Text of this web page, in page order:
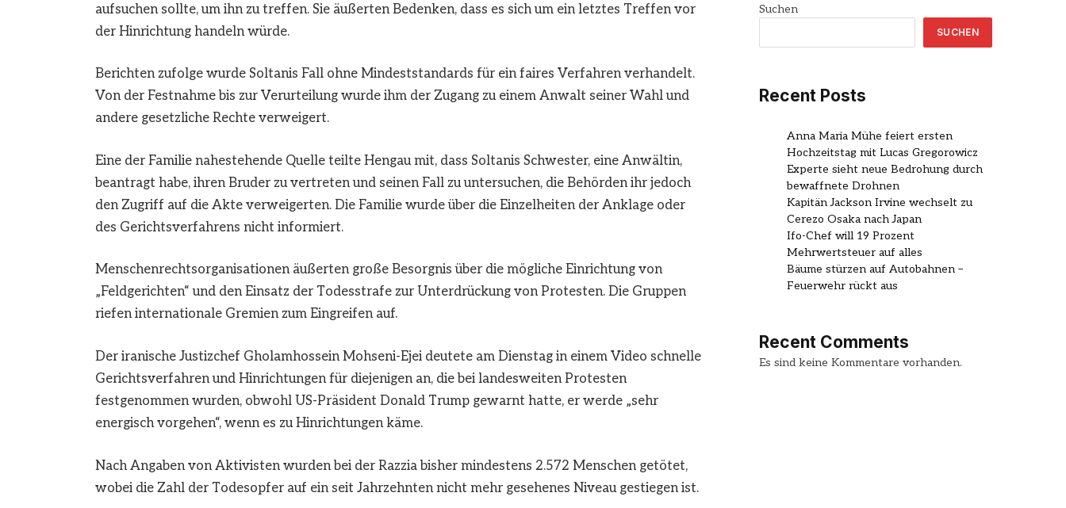
aufsuchen sollte, um ihn zu treffen. Sie äußerten Bedenken, dass es sich um ein letztes Treffen vor
der Hinrichtung handeln würde.
Berichten zufolge wurde Soltanis Fall ohne Mindeststandards für ein faires Verfahren verhandelt.
Von der Festnahme bis zur Verurteilung wurde ihm der Zugang zu einem Anwalt seiner Wahl und
andere gesetzliche Rechte verweigert.
Eine der Familie nahestehende Quelle teilte Hengau mit, dass Soltanis Schwester, eine Anwältin,
beantragt habe, ihren Bruder zu vertreten und seinen Fall zu untersuchen, die Behörden ihr jedoch
den Zugriff auf die Akte verweigerten. Die Familie wurde über die Einzelheiten der Anklage oder
des Gerichtsverfahrens nicht informiert.
Menschenrechtsorganisationen äußerten große Besorgnis über die mögliche Einrichtung von
„Feldgerichten“ und den Einsatz der Todesstrafe zur Unterdrückung von Protesten. Die Gruppen
riefen internationale Gremien zum Eingreifen auf.
Der iranische Justizchef Gholamhossein Mohseni-Ejei deutete am Dienstag in einem Video schnelle
Gerichtsverfahren und Hinrichtungen für diejenigen an, die bei landesweiten Protesten
festgenommen wurden, obwohl US-Präsident Donald Trump gewarnt hatte, er werde „sehr
energisch vorgehen“, wenn es zu Hinrichtungen käme.
Nach Angaben von Aktivisten wurden bei der Razzia bisher mindestens 2.572 Menschen getötet,
wobei die Zahl der Todesopfer auf ein seit Jahrzehnten nicht mehr gesehenes Niveau gestiegen ist.
Suchen
SUCHEN
Recent Posts
Anna Maria Mühe feiert ersten
Hochzeitstag mit Lucas Gregorowicz
Experte sieht neue Bedrohung durch
bewaffnete Drohnen
Kapitän Jackson Irvine wechselt zu
Cerezo Osaka nach Japan
Ifo-Chef will 19 Prozent
Mehrwertsteuer auf alles
Bäume stürzen auf Autobahnen –
Feuerwehr rückt aus
Recent Comments
Es sind keine Kommentare vorhanden.